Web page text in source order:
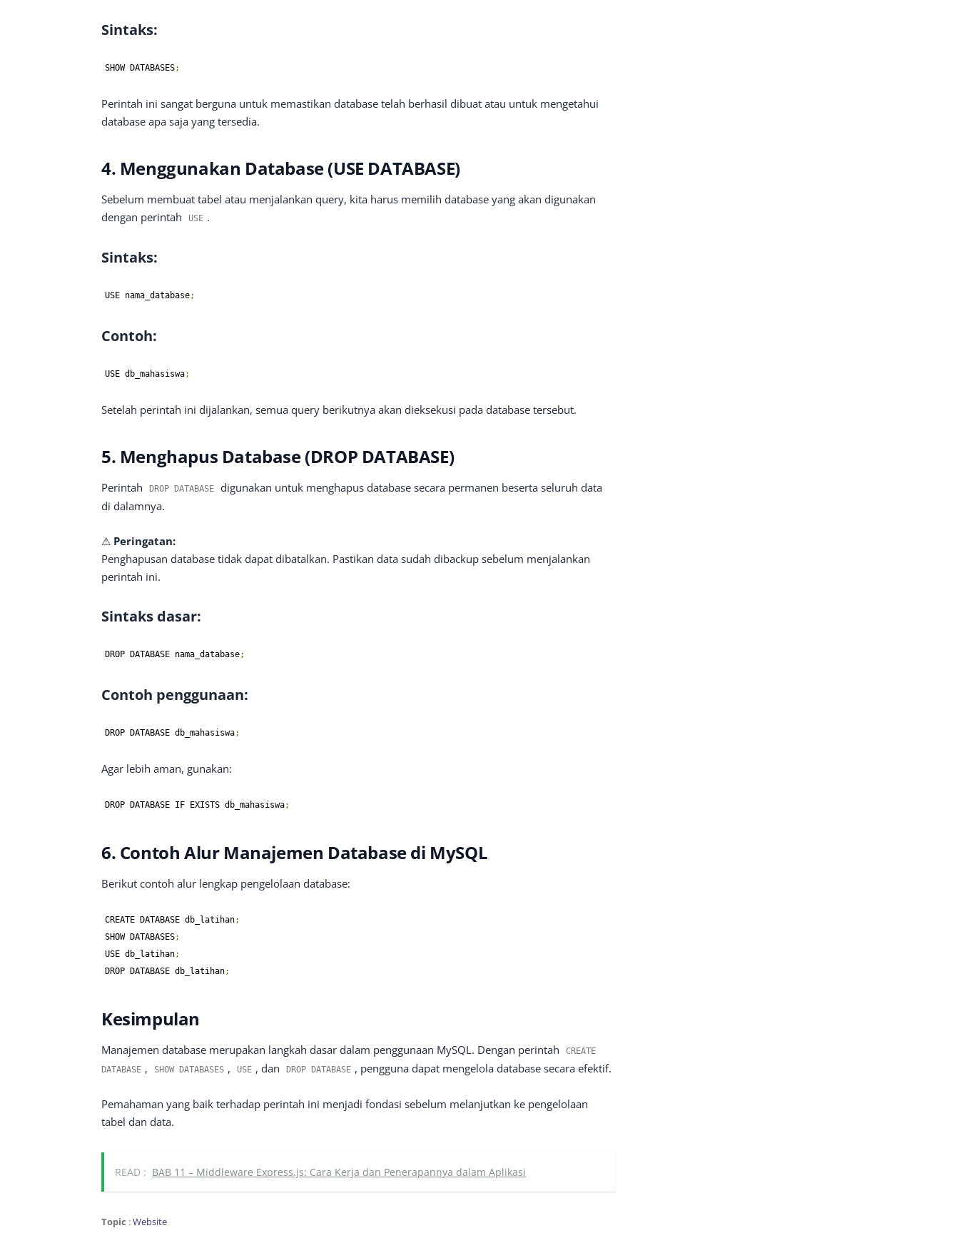
Sintaks:
SHOW DATABASES;
Perintah ini sangat berguna untuk memastikan database telah berhasil dibuat atau untuk mengetahui
database apa saja yang tersedia.
4. Menggunakan Database (USE DATABASE)
Sebelum membuat tabel atau menjalankan query, kita harus memilih database yang akan digunakan
dengan perintah
USE .
Sintaks:
USE nama_database;
Contoh:
USE db_mahasiswa;
Setelah perintah ini dijalankan, semua query berikutnya akan dieksekusi pada database tersebut.
5. Menghapus Database (DROP DATABASE)
Perintah DROP DATABASE
digunakan untuk menghapus database secara permanen beserta seluruh data
di dalamnya.
⚠ Peringatan:
Penghapusan database tidak dapat dibatalkan. Pastikan data sudah dibackup sebelum menjalankan
perintah ini.
Sintaks dasar:
DROP DATABASE nama_database;
Contoh penggunaan:
DROP DATABASE db_mahasiswa;
Agar lebih aman, gunakan:
DROP DATABASE IF EXISTS db_mahasiswa;
6. Contoh Alur Manajemen Database di MySQL
Berikut contoh alur lengkap pengelolaan database:
CREATE DATABASE db_latihan;
SHOW DATABASES;
USE db_latihan;
DROP DATABASE db_latihan;
Kesimpulan
Manajemen database merupakan langkah dasar dalam penggunaan MySQL. Dengan perintah
CREATE
DATABASE , SHOW DATABASES , USE , dan DROP DATABASE , pengguna dapat mengelola database secara efektif.
Pemahaman yang baik terhadap perintah ini menjadi fondasi sebelum melanjutkan ke pengelolaan
tabel dan data.
READ : BAB 11 – Middleware Express.js: Cara Kerja dan Penerapannya dalam Aplikasi
Topic :Website